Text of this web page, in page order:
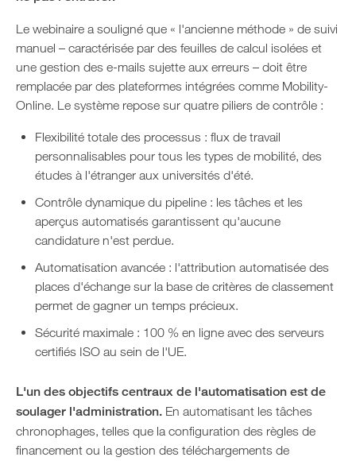
Le webinaire a souligné que « l'ancienne méthode » de suivi
manuel – caractérisée par des feuilles de calcul isolées et
une gestion des e-mails sujette aux erreurs – doit être
remplacée par des plateformes intégrées comme Mobility-
Online. Le système repose sur quatre piliers de contrôle :
Flexibilité totale des processus : flux de travail
personnalisables pour tous les types de mobilité, des
études à l'étranger aux universités d'été.
Contrôle dynamique du pipeline : les tâches et les
aperçus automatisés garantissent qu'aucune
candidature n'est perdue.
Automatisation avancée : l'attribution automatisée des
places d'échange sur la base de critères de classement
permet de gagner un temps précieux.
Sécurité maximale : 100 % en ligne avec des serveurs
certifiés ISO au sein de l'UE.
L'un des objectifs centraux de l'automatisation est de
soulager l'administration. En automatisant les tâches
chronophages, telles que la configuration des règles de
financement ou la gestion des téléchargements de